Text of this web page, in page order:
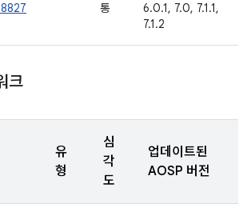
통
6.0.1, 7.0, 7.1.1,
7.1.2
크
유
형
심
각
도
업데이트된
AOSP 버전